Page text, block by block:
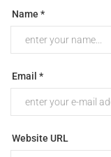
Name *
Email *
Website URL